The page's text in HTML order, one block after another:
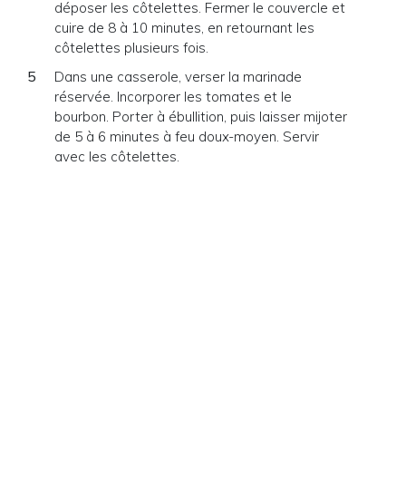
déposer les côtelettes. Fermer le couvercle et
cuire de 8 à 10 minutes, en retournant les
côtelettes plusieurs fois.
Dans une casserole, verser la marinade
réservée. Incorporer les tomates et le
bourbon. Porter à ébullition, puis laisser mijoter
de 5 à 6 minutes à feu doux-moyen. Servir
avec les côtelettes.